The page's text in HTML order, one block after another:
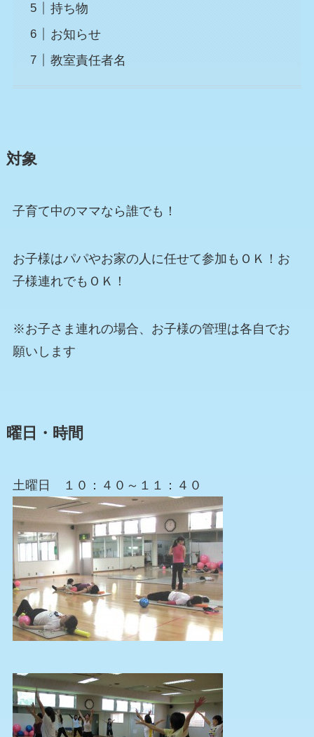
持ち物
お知らせ
教室責任者名
対象
子育て中のママなら誰でも！
お子様はパパやお家の人に任せて参加もＯＫ！お
子様連れでもＯＫ！
※お子さま連れの場合、お子様の管理は各自でお
願いします
曜日・時間
土曜日 １０：４０～１１：４０